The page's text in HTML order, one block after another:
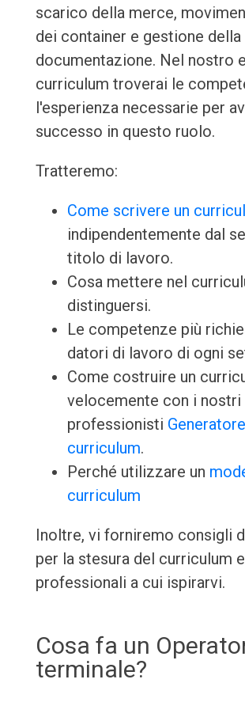
scarico della merce,
dei container e gestione della
documentazione. Nel nostro
curriculum troverai le
l'esperienza necessarie per
successo in questo ruolo.
Tratteremo:
Come scrivere un
indipendentemente dal
titolo di lavoro.
Cosa mettere nel
distinguersi.
Le competenze più
datori di lavoro di ogni
Come costruire un
velocemente con i nostri
professionisti
curriculum.
Perché utilizzare un
curriculum
Inoltre, vi forniremo consigli
per la stesura del curriculum
professionali a cui ispirarvi.
Cosa fa un
terminale?